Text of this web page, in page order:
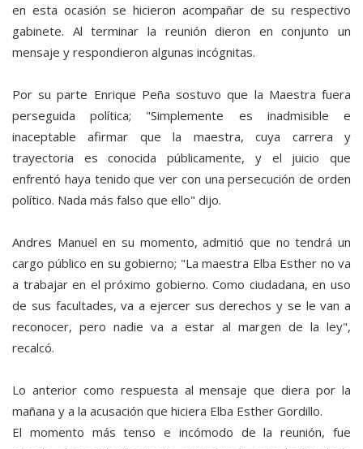
en esta ocasión se hicieron acompañar de su respectivo
gabinete. Al terminar la reunión dieron en conjunto un
mensaje y respondieron algunas incógnitas.
Por su parte Enrique Peña sostuvo que la Maestra fuera
perseguida política; "Simplemente es inadmisible e
inaceptable afirmar que la maestra, cuya carrera y
trayectoria es conocida públicamente, y el juicio que
enfrentó haya tenido que ver con una persecución de orden
político. Nada más falso que ello" dijo.
Andres Manuel en su momento, admitió que no tendrá un
cargo público en su gobierno; "La maestra Elba Esther no va
a trabajar en el próximo gobierno. Como ciudadana, en uso
de sus facultades, va a ejercer sus derechos y se le van a
reconocer, pero nadie va a estar al margen de la ley",
recalcó.
Lo anterior como respuesta al mensaje que diera por la
mañana y a la acusación que hiciera Elba Esther Gordillo.
El momento más tenso e incómodo de la reunión, fue